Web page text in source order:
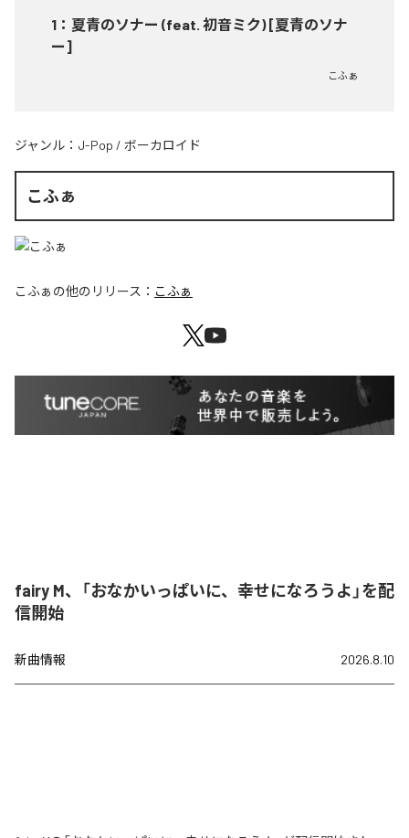
1 ： 夏青のソナー (feat. 初音ミク) [夏青のソナ
ー]
こふぁ
ジャンル： J-Pop / ボーカロイド
こふぁ
こふぁ の他のリリース： こふぁ
fairy M、「おなかいっぱいに、幸せになろうよ」を配
信開始
新曲情報 2026.8.10